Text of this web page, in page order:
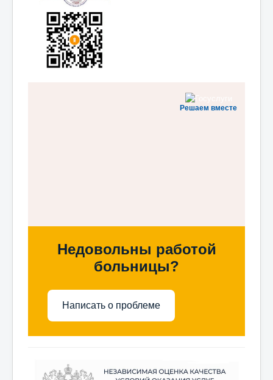
Решаем вместе
Недовольны работой
больницы?
Написать о проблеме